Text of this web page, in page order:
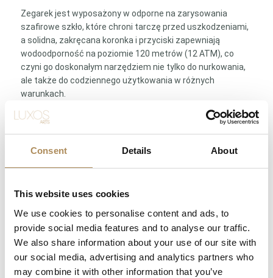
Consent Details About
This website uses cookies
We use cookies to personalise content and ads, to
provide social media features and to analyse our traffic.
We also share information about your use of our site with
our social media, advertising and analytics partners who
may combine it with other information that you’ve
Zegarek jest wyposażony w odporne na zarysowania
szafirowe szkło, które chroni tarczę przed uszkodzeniami,
a solidna, zakręcana koronka i przyciski zapewniają
wodoodporność na poziomie 120 metrów (12 ATM), co
czyni go doskonałym narzędziem nie tylko do nurkowania,
ale także do codziennego użytkowania w różnych
warunkach.
Całości dopełnia czarny pasek z kauczuku, który nie tylko
wody, soli morskiej i promieniowania UV. Zapięcie na
stalową klamrę gwarantuje pewne i komfortowe noszenie.
IWC Aquatimer Chronograph IW371933 to wyjątkowy
zegarek dla osób aktywnych, które cenią sobie
funkcjonalność, niezawodność i sportowy styl. Jego
solidna konstrukcja, nowoczesne wzornictwo i precyzyjne
wykonanie sprawiają, że jest to idealny wybór dla tych,